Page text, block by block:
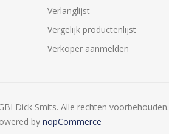
Verlanglijst
Vergelijk productenlijst
Verkoper aanmelden
Dick Smits. Alle rechten voorbehouden.
by nopCommerce